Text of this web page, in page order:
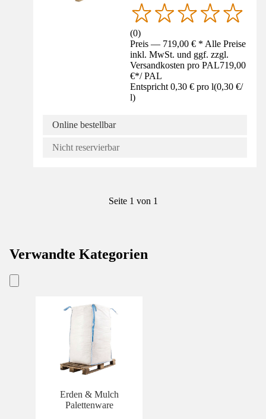
(0)
Preis — 719,00 € * Alle Preise
inkl. MwSt. und ggf. zzgl.
Versandkosten pro PAL719,00
€*/ PAL
Entspricht 0,30 € pro l(0,30 €/
l)
Online bestellbar
Nicht reservierbar
Seite 1 von 1
Verwandte Kategorien
Erden & Mulch
Palettenware